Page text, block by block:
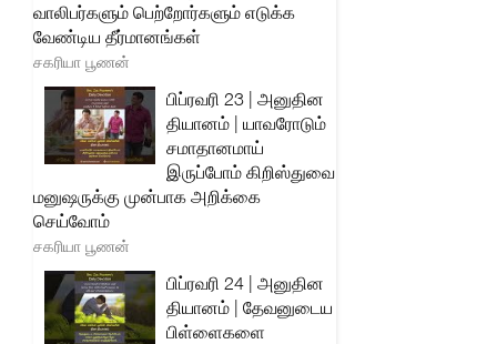
வாலிபர்களும் பெற்றோர்களும் எடுக்க
வேண்டிய தீர்மானங்கள்
சகரியா பூணன்
பிப்ரவரி 23 | அனுதின
தியானம் | யாவரோடும்
சமாதானமாய்
இருப்போம் கிறிஸ்துவை
மனுஷருக்கு முன்பாக அறிக்கை
செய்வோம்
சகரியா பூணன்
பிப்ரவரி 24 | அனுதின
தியானம் | தேவனுடைய
பிள்ளைகளை